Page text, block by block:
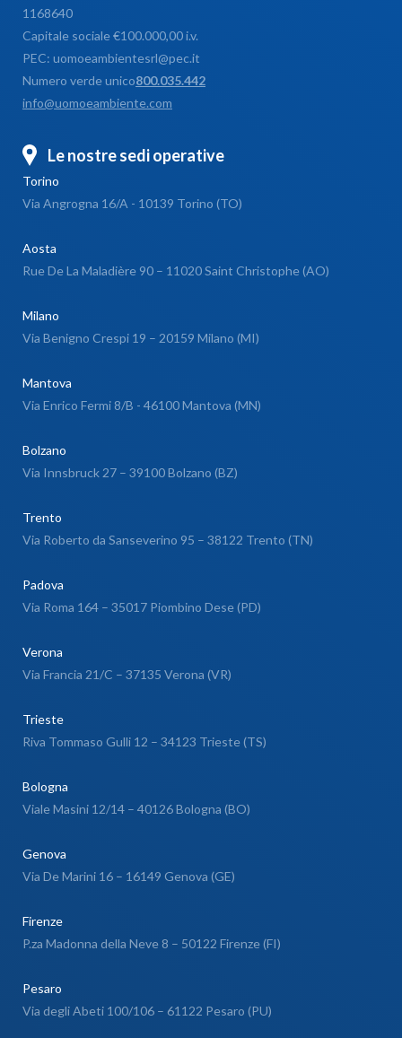
1168640
Capitale sociale €100.000,00 i.v.
PEC: uomoeambientesrl@pec.it
Numero verde unico800.035.442
info@uomoeambiente.com
Le nostre sedi operative
Torino
Via Angrogna 16/A - 10139 Torino (TO)
Aosta
Rue De La Maladière 90 – 11020 Saint Christophe (AO)
Milano
Via Benigno Crespi 19 – 20159 Milano (MI)
Mantova
Via Enrico Fermi 8/B - 46100 Mantova (MN)
Bolzano
Via Innsbruck 27 – 39100 Bolzano (BZ)
Trento
Via Roberto da Sanseverino 95 – 38122 Trento (TN)
Padova
Via Roma 164 – 35017 Piombino Dese (PD)
Verona
Via Francia 21/C – 37135 Verona (VR)
Trieste
Riva Tommaso Gulli 12 – 34123 Trieste (TS)
Bologna
Viale Masini 12/14 – 40126 Bologna (BO)
Genova
Via De Marini 16 – 16149 Genova (GE)
Firenze
P.za Madonna della Neve 8 – 50122 Firenze (FI)
Pesaro
Via degli Abeti 100/106 – 61122 Pesaro (PU)